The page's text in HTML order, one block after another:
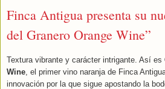
Finca Antigua presenta su
del Granero Orange Wine”
Textura vibrante y carácter intrigante. Así es
Wine , el primer vino naranja de Finca
innovación por la que sigue apostando la